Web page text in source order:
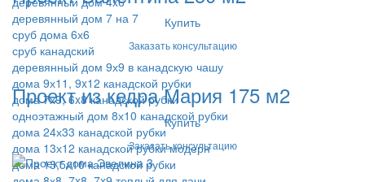
деревянный дом 7 на 7
сруб дома 6х6
сруб канадский
деревянный дом 9х9 в канадскую чашу
дома 9х11, 9x12 канадской рубки
дома 7х9, 6x8 канадской рубки
одноэтажный дом 8х10 канадской рубки
дома 24х33 канадской рубки
дома 13х12 канадской рубки модерн
дома 13,5х10 канадской рубки
Купить
Заказать консультацию
Проект из кедра Мария 175 м2
Купить
Заказать консультацию